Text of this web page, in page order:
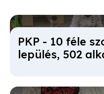
PKP - 10 fé­le
le­pü­lés, 502